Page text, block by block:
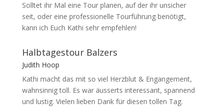
Solltet ihr Mal eine Tour planen, auf der ihr unsicher
seit, oder eine professionelle Tourführung benötigt,
kann ich Euch Kathi sehr empfehlen!
Halbtagestour Balzers
Judith Hoop
Kathi macht das mit so viel Herzblut & Engangement,
wahnsinnig toll. Es war äusserts interessant, spannend
und lustig. Vielen lieben Dank für diesen tollen Tag.